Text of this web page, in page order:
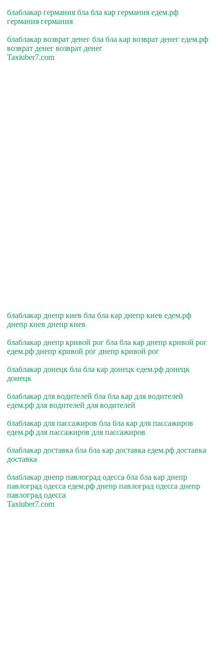
блаблакар германия бла бла кар германия едем.рф
германия германия
блаблакар возврат денег бла бла кар возврат денег едем.рф
возврат денег возврат денег
Taxiuber7.com
блаблакар днепр киев бла бла кар днепр киев едем.рф
днепр киев днепр киев
блаблакар днепр кривой рог бла бла кар днепр кривой рог
едем.рф днепр кривой рог днепр кривой рог
блаблакар донецк бла бла кар донецк едем.рф донецк
донецк
блаблакар для водителей бла бла кар для водителей
едем.рф для водителей для водителей
блаблакар для пассажиров бла бла кар для пассажиров
едем.рф для пассажиров для пассажиров
блаблакар доставка бла бла кар доставка едем.рф доставка
доставка
блаблакар днепр павлоград одесса бла бла кар днепр
павлоград одесса едем.рф днепр павлоград одесса днепр
павлоград одесса
Taxiuber7.com